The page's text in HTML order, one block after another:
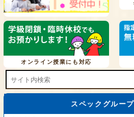
オンライン授業にも対応
スペックグルー